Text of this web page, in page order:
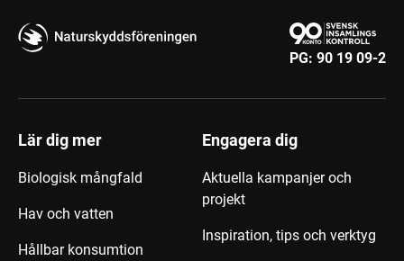
PG: 90 19 09-2
Lär dig mer
Biologisk mångfald
Hav och vatten
Hållbar konsumtion
Engagera dig
Aktuella kampanjer och
projekt
Inspiration, tips och verktyg